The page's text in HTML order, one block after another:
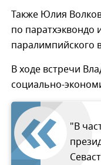
Также Юлия
по паратхэквондо
паралимпийского
В ходе встречи
социально-
"В